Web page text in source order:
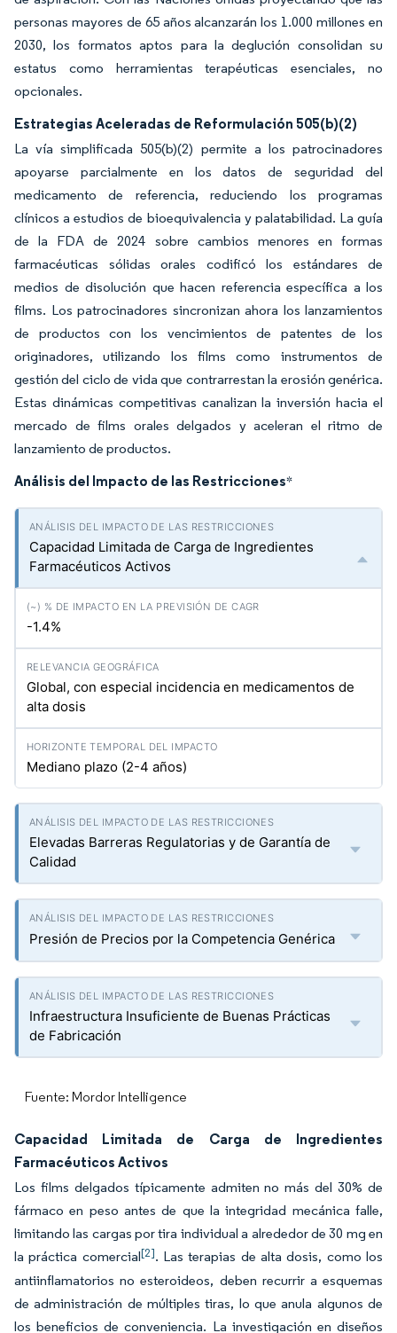
personas mayores de 65 años alcanzarán los 1.000 millones en
2030, los formatos aptos para la deglución consolidan su
estatus como herramientas terapéuticas esenciales, no
opcionales.
Estrategias Aceleradas de Reformulación 505(b)(2)
La vía simplificada 505(b)(2) permite a los patrocinadores
apoyarse parcialmente en los datos de seguridad del
medicamento de referencia, reduciendo los programas
clínicos a estudios de bioequivalencia y palatabilidad. La guía
de la FDA de 2024 sobre cambios menores en formas
farmacéuticas sólidas orales codificó los estándares de
medios de disolución que hacen referencia específica a los
films. Los patrocinadores sincronizan ahora los lanzamientos
de productos con los vencimientos de patentes de los
originadores, utilizando los films como instrumentos de
gestión del ciclo de vida que contrarrestan la erosión genérica.
Estas dinámicas competitivas canalizan la inversión hacia el
mercado de films orales delgados y aceleran el ritmo de
lanzamiento de productos.
Análisis del Impacto de las Restricciones*
Capacidad Limitada de Carga de Ingredientes
Farmacéuticos Activos
-1.4%
Global, con especial incidencia en medicamentos de
alta dosis
Mediano plazo (2-4 años)
Elevadas Barreras Regulatorias y de Garantía de
Calidad
Presión de Precios por la Competencia Genérica
Infraestructura Insuficiente de Buenas Prácticas
de Fabricación
Fuente: Mordor Intelligence
Capacidad Limitada de Carga de Ingredientes
Farmacéuticos Activos
Los films delgados típicamente admiten no más del 30% de
fármaco en peso antes de que la integridad mecánica falle,
limitando las cargas por tira individual a alrededor de 30 mg en
la práctica comercial[2]. Las terapias de alta dosis, como los
antiinflamatorios no esteroideos, deben recurrir a esquemas
de administración de múltiples tiras, lo que anula algunos de
los beneficios de conveniencia. La investigación en diseños